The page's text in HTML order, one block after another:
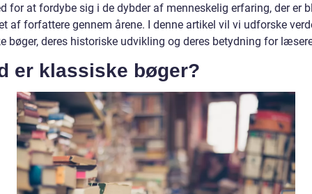
for at fordybe sig i de dybder af menneskelig erfaring, der er
af forfattere gennem årene. I denne artikel vil vi udforske
bøger, deres historiske udvikling og deres betydning for
er klassiske bøger?